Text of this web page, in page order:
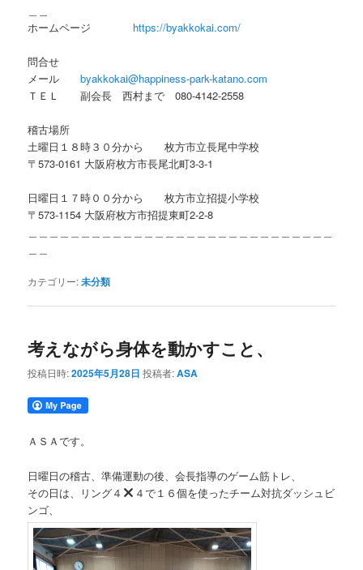
ホームページ https://byakkokai.com/
問合せ
メールbyakkokai@happiness-park-katano.com
ＴＥＬ 副会長 西村まで 080-4142-2558
稽古場所
土曜日１８時３０分から 枚方市立長尾中学校
〒573-0161 大阪府枚方市長尾北町3-3-1
日曜日１７時００分から 枚方市立招提小学校
〒573-1154 大阪府枚方市招提東町2-2-8
カテゴリー:未分類
考えながら身体を動かすこと、
投稿日時:2025年5月28日 投稿者:ASA
ＡＳＡです。
日曜日の稽古、準備運動の後、会長指導のゲーム筋トレ、
その日は、リング４
４で１６個を使ったチーム対抗ダッシュビ
ンゴ、